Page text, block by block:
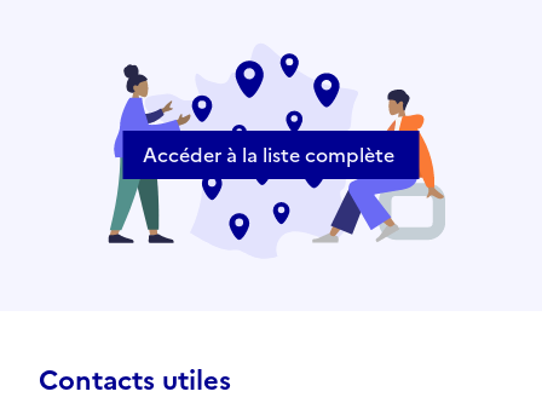
Accéder à la liste complète
Contacts utiles